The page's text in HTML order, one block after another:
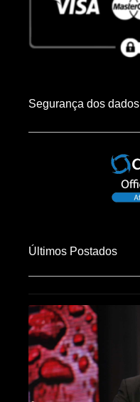
Segurança dos dados
Últimos Postados